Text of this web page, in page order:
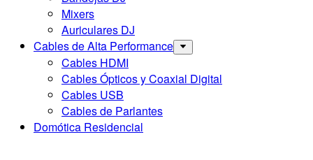
Mixers
Auriculares DJ
Cables de Alta Performance
Cables HDMI
Cables Ópticos y Coaxial Digital
Cables USB
Cables de Parlantes
Domótica Residencial